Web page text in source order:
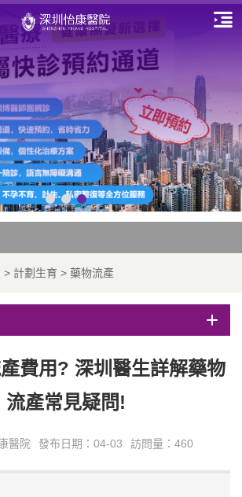
> 計劃生育 > 藥物流產
費用? 深圳醫生詳解藥物
流產常見疑問!
醫院 發布日期：04-03 訪問量：460